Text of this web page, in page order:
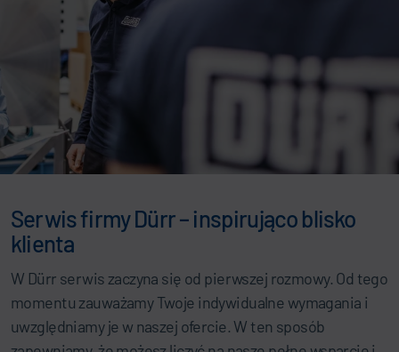
Serwis firmy Dürr – inspirująco blisko
klienta
W Dürr serwis zaczyna się od pierwszej rozmowy. Od tego
momentu zauważamy Twoje indywidualne wymagania i
uwzględniamy je w naszej ofercie. W ten sposób